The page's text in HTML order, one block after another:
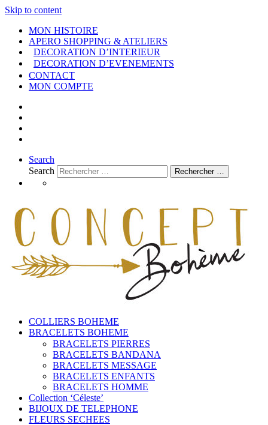
Skip to content
MON HISTOIRE
APERO SHOPPING & ATELIERS
DECORATION D’INTERIEUR
DECORATION D’EVENEMENTS
CONTACT
MON COMPTE
Search
Search
Rechercher …
COLLIERS BOHEME
BRACELETS BOHEME
BRACELETS PIERRES
BRACELETS BANDANA
BRACELETS MESSAGE
BRACELETS ENFANTS
BRACELETS HOMME
Collection ‘Céleste’
BIJOUX DE TELEPHONE
FLEURS SECHEES